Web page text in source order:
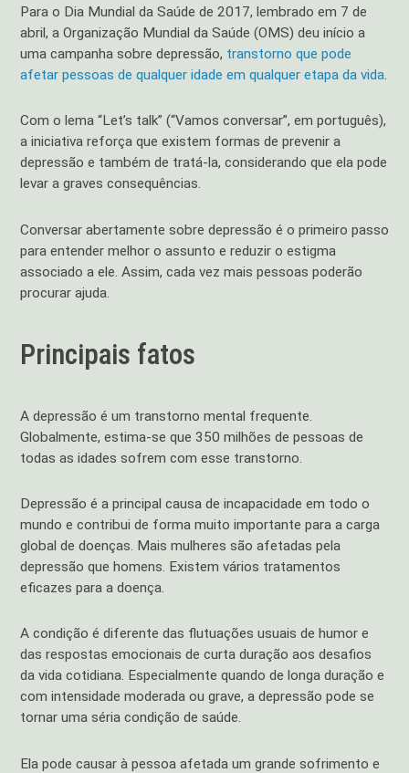
Para o Dia Mundial da Saúde de 2017, lembrado em 7 de
abril, a Organização Mundial da Saúde (OMS) deu início a
uma campanha sobre depressão, transtorno que pode
afetar pessoas de qualquer idade em qualquer etapa da vida.
Com o lema “Let’s talk” (“Vamos conversar”, em português),
a iniciativa reforça que existem formas de prevenir a
depressão e também de tratá-la, considerando que ela pode
levar a graves consequências.
Conversar abertamente sobre depressão é o primeiro passo
para entender melhor o assunto e reduzir o estigma
associado a ele. Assim, cada vez mais pessoas poderão
procurar ajuda.
Principais fatos
A depressão é um transtorno mental frequente.
Globalmente, estima-se que 350 milhões de pessoas de
todas as idades sofrem com esse transtorno.
Depressão é a principal causa de incapacidade em todo o
mundo e contribui de forma muito importante para a carga
global de doenças. Mais mulheres são afetadas pela
depressão que homens. Existem vários tratamentos
eficazes para a doença.
A condição é diferente das flutuações usuais de humor e
das respostas emocionais de curta duração aos desafios
da vida cotidiana. Especialmente quando de longa duração e
com intensidade moderada ou grave, a depressão pode se
tornar uma séria condição de saúde.
Ela pode causar à pessoa afetada um grande sofrimento e